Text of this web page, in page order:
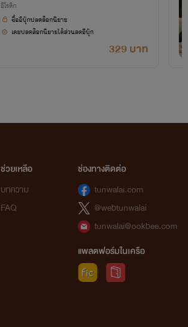
อีโรติก
329 บาท
ซื้ออีบุ๊กปลดล็อกนิยาย
เคยปลดล็อกนิยายได้ส่วนลดอีบุ๊ก
ช่วยเหลือ
บทความ
FAQ
ช่องทางติดต่อ
tunwalai.com
@webtunwalai
tunwalai@ookbee.com
แพลตฟอร์มในเครือ